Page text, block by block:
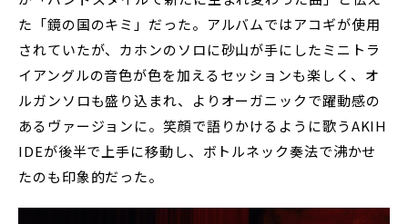
た「鏡の国のキミ」だった。アルバムではアコギが使用
されていたが、カホンのソロに砂山が手にしたミニトラ
イアングルの音色が色を加えるセッションも楽しく、オ
ルガンソロも盛り込まれ、よりオーガニックで躍動感の
あるヴァージョンに。笑顔で語りかけるように歌うAKIH
IDEが後半で上手に移動し、ボトルネック奏法で沸かせ
たのも印象的だった。